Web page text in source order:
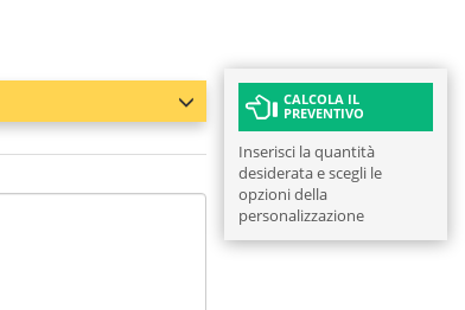
CALCOLA IL
PREVENTIVO
Inserisci la quantità
desiderata e scegli le
opzioni della
personalizzazione